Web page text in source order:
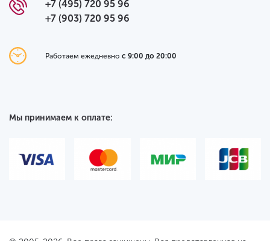
+7 (495) 720 95 96
+7 (903) 720 95 96
Работаем ежедневно с 9:00 до 20:00
Мы принимаем к оплате: